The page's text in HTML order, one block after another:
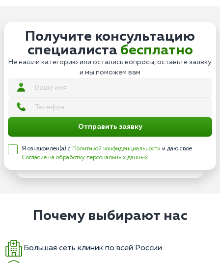
Получите консультацию
специалиста бесплатно
Не нашли категорию или остались вопросы, оставьте заявку
и мы поможем вам
Отправить заявку
Я ознакомлен(а) с Политикой конфиденциальности и даю свое
Согласие на обработку персональных данных
Почему выбирают нас
Большая сеть клиник по всей России